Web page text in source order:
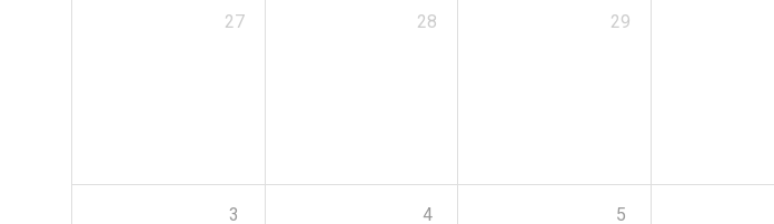
27 28 29
3 4 5